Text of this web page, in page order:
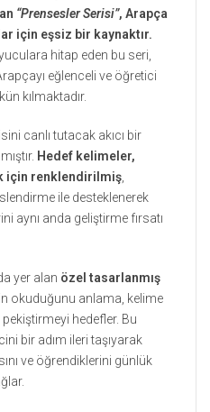
“Prensesler Serisi”, Arapça
için eşsiz bir kaynaktır.
hitap eden bu seri,
eğlenceli ve öğretici
kılmaktadır.
canlı tutacak akıcı bir
Hedef kelimeler,
için renklendirilmiş,
ile desteklenerek
aynı anda geliştirme fırsatı
yer alan özel tasarlanmış
okuduğunu anlama, kelime
hedefler. Bu
bir adım ileri taşıyarak
ve öğrendiklerini günlük